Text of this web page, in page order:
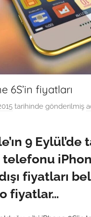
6S’in fiyatları
tarihinde gönderilmiş
9 Eylül’de
fiyatları
fiyatlar…